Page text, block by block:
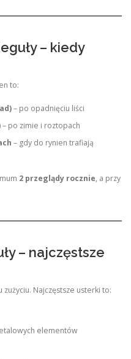
– kiedy
to:
– po opadnięciu liści
– po zimie i roztopach
– gdy do rynien trafiają
2 przeglądy rocznie, a przy
– najczęstsze
Najczęstsze usterki to:
elementów